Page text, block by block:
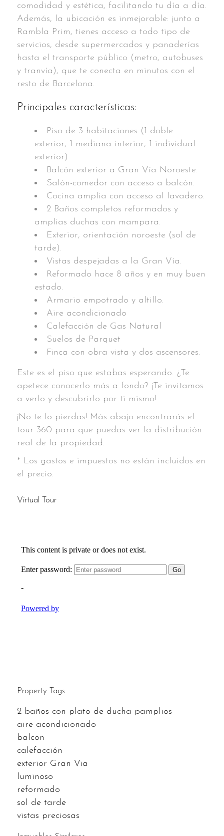
comodidad y estética, facilitando tu día a día.
Además, la ubicación es inmejorable: junto a
Rambla Prim, tienes acceso a todo tipo de
servicios, desde supermercados y panaderías
hasta el transporte público (metro, autobuses
y tranvía), que te conecta en minutos con el
resto de Barcelona.
Principales características:
Piso de 3 habitaciones (1 doble
exterior, 1 mediana interior, 1 individual
exterior)
Balcón exterior a Gran Vía Noroeste.
Salón-comedor con acceso a balcón.
Cocina amplia con acceso al lavadero.
2 Baños completos reformados y
amplias duchas con mampara.
Exterior, orientación noroeste (sol de
tarde).
Vistas despejadas a la Gran Vía.
Reformado hace 8 años y en muy buen
estado.
Armario empotrado y altillo.
Aire acondicionado
Calefacción de Gas Natural
Suelos de Parquet
Finca con obra vista y dos ascensores.
Este es el piso que estabas esperando. ¿Te
apetece conocerlo más a fondo? ¡Te invitamos
a verlo y descubrirlo por ti mismo!
¡No te lo pierdas! Más abajo encontrarás el
tour 360 para que puedas ver la distribución
real de la propiedad.
* Los gastos e impuestos no están incluidos en
el precio.
Virtual Tour
Property Tags
2 baños con plato de ducha pamplios
aire acondicionado
balcon
calefacción
exterior Gran Via
luminoso
reformado
sol de tarde
vistas preciosas